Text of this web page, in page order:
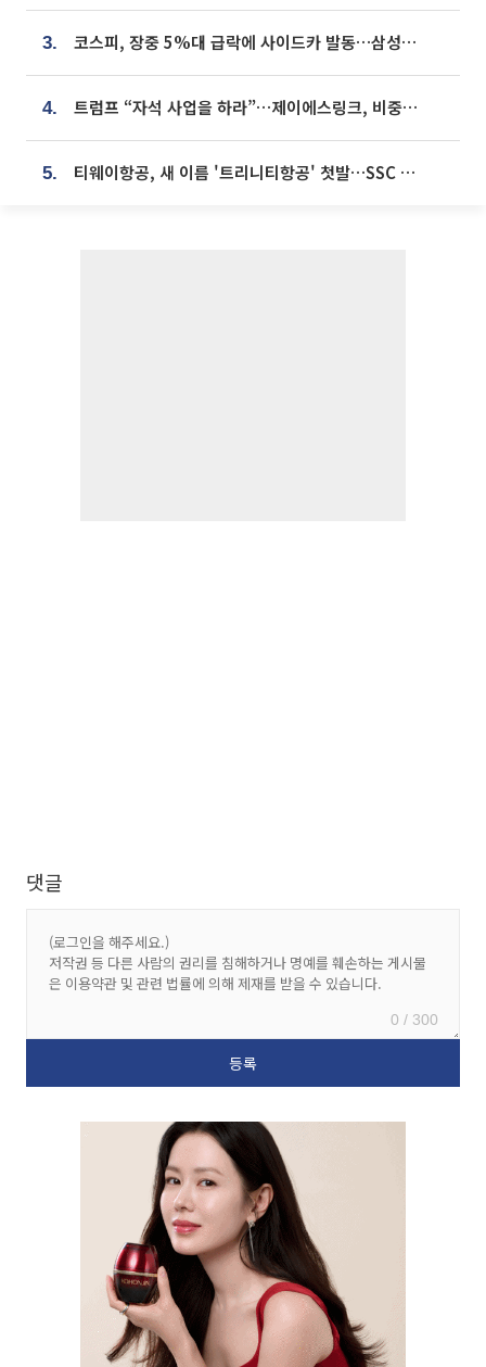
3. 코스피, 장중 5%대 급락에 사이드카 발동…삼성·SK 동반 폭락
4. 트럼프 “자석 사업을 하라”…제이에스링크, 비중국 영구자석 공급망 구축 속도
5. 티웨이항공, 새 이름 '트리니티항공' 첫발…SSC 전략 본격화
댓글
0 / 300